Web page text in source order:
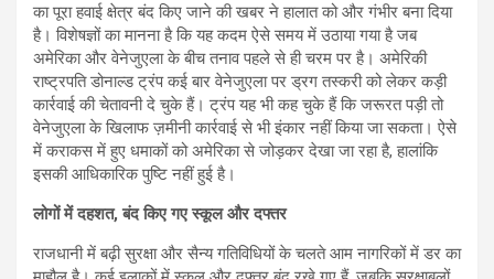
का पूरा हवाई क्षेत्र बंद किए जाने की खबर ने हालात को और गंभीर बना दिया
है। विशेषज्ञों का मानना है कि यह कदम ऐसे समय में उठाया गया है जब
अमेरिका और वेनेजुएला के बीच तनाव पहले से ही चरम पर है। अमेरिकी
राष्ट्रपति डोनाल्ड ट्रंप कई बार वेनेजुएला पर ड्रग तस्करी को लेकर कड़ी
कार्रवाई की चेतावनी दे चुके हैं। ट्रंप यह भी कह चुके हैं कि जरूरत पड़ी तो
वेनेजुएला के खिलाफ ज़मीनी कार्रवाई से भी इंकार नहीं किया जा सकता। ऐसे
में कराकस में हुए धमाकों को अमेरिका से जोड़कर देखा जा रहा है, हालांकि
इसकी आधिकारिक पुष्टि नहीं हुई है।
लोगों में दहशत, बंद किए गए स्कूल और दफ्तर
राजधानी में बढ़ी सुरक्षा और सैन्य गतिविधियों के चलते आम नागरिकों में डर का